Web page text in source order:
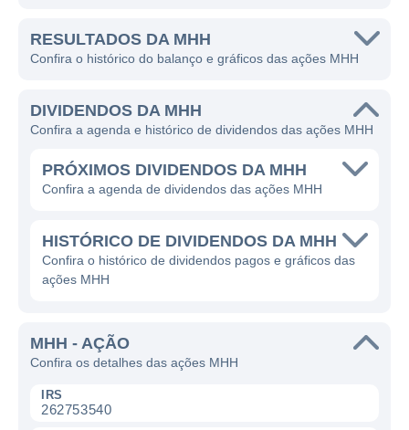
RESULTADOS DA MHH
Confira o histórico do balanço e gráficos das ações MHH
DIVIDENDOS DA MHH
Confira a agenda e histórico de dividendos das ações MHH
PRÓXIMOS DIVIDENDOS DA MHH
Confira a agenda de dividendos das ações MHH
HISTÓRICO DE DIVIDENDOS DA MHH
Confira o histórico de dividendos pagos e gráficos das
ações MHH
MHH - AÇÃO
Confira os detalhes das ações MHH
IRS
262753540